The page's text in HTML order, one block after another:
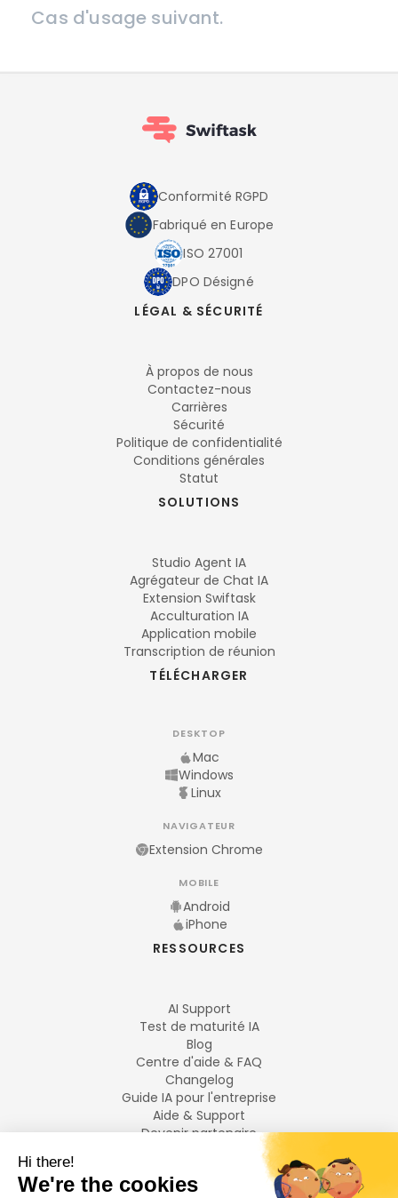
Cas d'usage suivant.
Conformité RGPD
Fabriqué en Europe
ISO 27001
DPO Désigné
LÉGAL & SÉCURITÉ
À propos de nous
Contactez-nous
Carrières
Sécurité
Politique de confidentialité
Conditions générales
Statut
SOLUTIONS
Studio Agent IA
Agrégateur de Chat IA
Extension Swiftask
Acculturation IA
Application mobile
Transcription de réunion
TÉLÉCHARGER
DESKTOP
Mac
Windows
Linux
NAVIGATEUR
Extension Chrome
MOBILE
Android
iPhone
RESSOURCES
AI Support
Test de maturité IA
Blog
Centre d'aide & FAQ
Changelog
Guide IA pour l'entreprise
Aide & Support
Devenir partenaire
LANGUES